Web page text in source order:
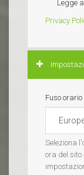
Legge
Privacy
Nascondi
Fuso orario
Seleziona
ora del sito